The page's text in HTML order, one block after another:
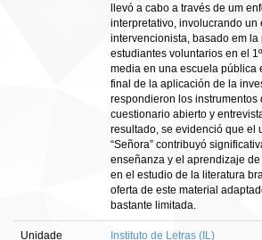
llevó a cabo a través de um
interpretativo, involucrando un
intervencionista, basado em la
estudiantes voluntarios en el
media en una escuela pública
final de la aplicación de la
respondieron los instrumentos
cuestionario abierto y
resultado, se evidenció que el
“Señora” contribuyó
enseñanza y el aprendizaje
en el estudio de la literatura
oferta de este material
bastante limitada.
Unidade
Instituto de Letras (IL)